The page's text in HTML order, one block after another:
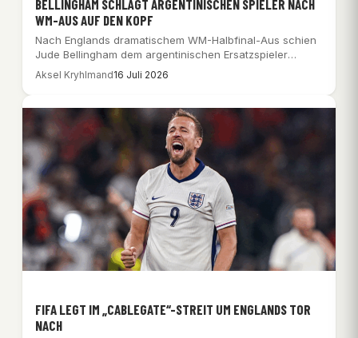
BELLINGHAM SCHLÄGT ARGENTINISCHEN SPIELER NACH
WM-AUS AUF DEN KOPF
Nach Englands dramatischem WM-Halbfinal-Aus schien
Jude Bellingham dem argentinischen Ersatzspieler
Valentín Barco auf den Hinterkopf…
Aksel Kryhlmand16 Juli 2026
FIFA LEGT IM „CABLEGATE“-STREIT UM ENGLANDS TOR
NACH